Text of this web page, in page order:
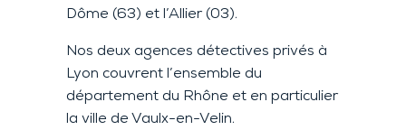
Dôme (63) et l’Allier (03).
Nos deux agences détectives privés à
Lyon couvrent l’ensemble du
département du Rhône et en particulier
la ville de Vaulx-en-Velin.